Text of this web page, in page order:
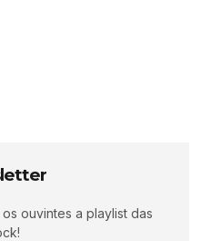
ouvintes a playlist das